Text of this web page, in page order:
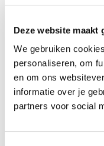
Deze website maakt
We gebruiken
personaliseren, om
en om ons
informatie over je
partners voor social
3,95
QUICKCLEAN
Quickclean
houten vloeren
Veilig, streeploos en